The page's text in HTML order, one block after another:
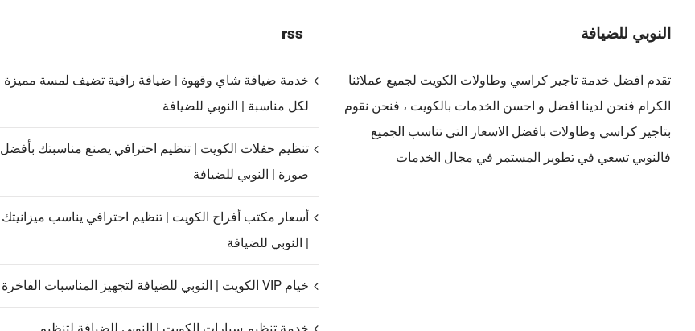
النوبي للضيافة
تقدم افضل خدمة تاجير كراسي وطاولات الكويت لجميع عملائنا
الكرام فنحن لدينا افضل و احسن الخدمات بالكويت ، فنحن نقوم
بتاجير كراسي وطاولات بافضل الاسعار التي تناسب الجميع
فالنوبي تسعي في تطوير المستمر في مجال الخدمات
rss
خدمة ضيافة شاي وقهوة | ضيافة راقية تضيف لمسة مميزة
لكل مناسبة | النوبي للضيافة
تنظيم حفلات الكويت | تنظيم احترافي يصنع مناسبتك بأفضل
صورة | النوبي للضيافة
أسعار مكتب أفراح الكويت | تنظيم احترافي يناسب ميزانيتك
| النوبي للضيافة
خيام VIP الكويت | النوبي للضيافة لتجهيز المناسبات الفاخرة